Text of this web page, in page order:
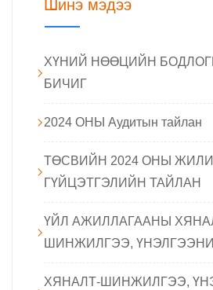
Шинэ мэдээ
ХҮНИЙ НӨӨЦИЙН
БИЧИГ
2024 ОНЫ Аудитын тайлан
ТӨСВИЙН 2024 ОНЫ
ГҮЙЦЭТГЭЛИЙН ТАЙЛАН
ҮЙЛ АЖИЛЛАГААНЫ
ШИНЖИЛГЭЭ,
ХЯНАЛТ-ШИНЖИЛГЭЭ,